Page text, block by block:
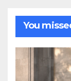
You